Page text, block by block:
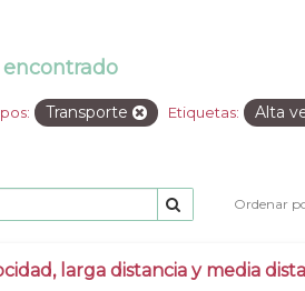
Transporte Etiquetas: Alta
Ordenar
larga distancia y media